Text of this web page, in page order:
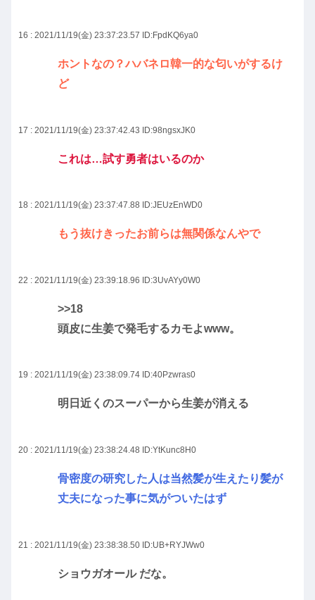
16 : 2021/11/19(金) 23:37:23.57 ID:FpdKQ6ya0
ホントなの？ハバネロ韓一的な匂いがするけ
ど
17 : 2021/11/19(金) 23:37:42.43 ID:98ngsxJK0
これは…試す勇者はいるのか
18 : 2021/11/19(金) 23:37:47.88 ID:JEUzEnWD0
もう抜けきったお前らは無関係なんやで
22 : 2021/11/19(金) 23:39:18.96 ID:3UvAYy0W0
>>18
頭皮に生姜で発毛するカモよwww。
19 : 2021/11/19(金) 23:38:09.74 ID:40Pzwras0
明日近くのスーパーから生姜が消える
20 : 2021/11/19(金) 23:38:24.48 ID:YtKunc8H0
骨密度の研究した人は当然髪が生えたり髪が
丈夫になった事に気がついたはず
21 : 2021/11/19(金) 23:38:38.50 ID:UB+RYJWw0
ショウガオール だな。